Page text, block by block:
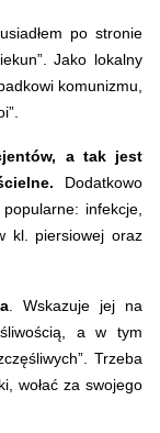
po stronie
Jako lokalny
komunizmu,
a tak jest
Dodatkowo
infekcje,
kl. piersiowej oraz
. Wskazuje jej na
a w tym
Trzeba
wołać za swojego